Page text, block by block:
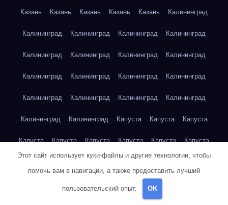
Казань Казань Казань Казань Казань Калининград
Калининград Калининград Калининград Калининград
Калининград Калининград Калининград Калининград
Калининград Калининград Калининград Калининград
Калининград Калининград Калининград Калининград
Калининград Калининград Капуста Капуста Капуста
Капуста Капуста Капуста Капуста Капуста Капуста
Этот сайт использует куки-файлы и другие технологии, чтобы
помочь вам в навигации, а также предоставить лучший
пользовательский опыт. OK